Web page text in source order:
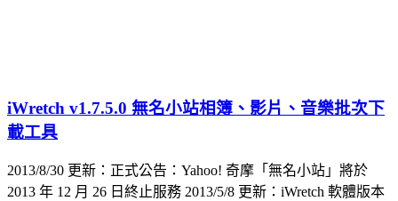
iWretch v1.7.5.0 無名小站相簿、影片、音樂批次下
載工具
2013/8/30 更新：正式公告：Yahoo! 奇摩「無名小站」將於
2013 年 12 月 26 日終止服務 2013/5/8 更新：iWretch 軟體版本